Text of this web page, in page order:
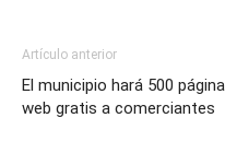
Artículo anterior
El municipio hará 500
web gratis a comerciantes